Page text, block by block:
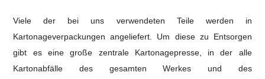
Viele der bei uns verwendeten Teile werden in
Kartonageverpackungen angeliefert. Um diese zu Entsorgen
gibt es eine große zentrale Kartonagepresse, in der alle
Kartonabfälle des gesamten Werkes und des